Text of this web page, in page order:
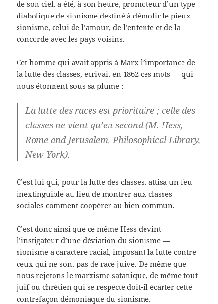
de son ciel, a été, à son heure, promoteur d’un type
diabolique de sionisme destiné à démolir le pieux
sionisme, celui de l’amour, de l’entente et de la
concorde avec les pays voisins.
Cet homme qui avait appris à Marx l’importance de
la lutte des classes, écrivait en 1862 ces mots — qui
nous étonnent sous sa plume :
La lutte des races est prioritaire ; celle des
classes ne vient qu’en second (M. Hess,
Rome and Jerusalem, Philosophical Library,
New York).
C’est lui qui, pour la lutte des classes, attisa un feu
inextinguible au lieu de montrer aux classes
sociales comment coopérer au bien commun.
C’est donc ainsi que ce même Hess devint
l’instigateur d’une déviation du sionisme —
sionisme à caractère racial, imposant la lutte contre
ceux qui ne sont pas de race juive. De même que
nous rejetons le marxisme satanique, de même tout
juif ou chrétien qui se respecte doit-il écarter cette
contrefaçon démoniaque du sionisme.